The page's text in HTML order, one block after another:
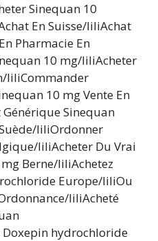
Sinequan 10
En Suisse/liliAchat
Pharmacie En
10 mg/liliAcheter
liliCommander
10 mg Vente En
Sinequan
liliOrdonner
liliAcheter Du Vrai
Berne/liliAchetez
Europe/liliOu
liliAcheté
Doxepin hydrochloride